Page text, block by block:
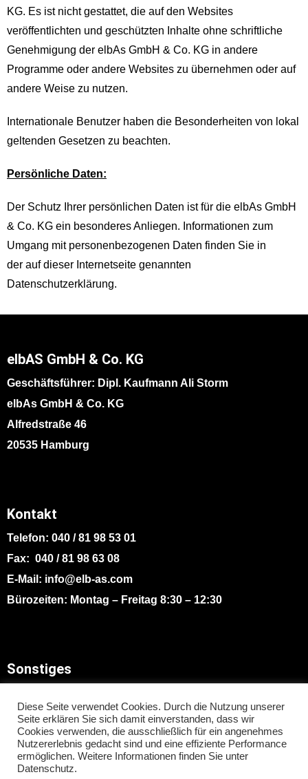
KG. Es ist nicht gestattet, die auf den Websites
veröffentlichten und geschützten Inhalte ohne schriftliche
Genehmigung der elbAs GmbH & Co. KG in andere
Programme oder andere Websites zu übernehmen oder auf
andere Weise zu nutzen.
Internationale Benutzer haben die Besonderheiten von lokal
geltenden Gesetzen zu beachten.
Persönliche Daten:
Der Schutz Ihrer persönlichen Daten ist für die elbAs GmbH
& Co. KG ein besonderes Anliegen. Informationen zum
Umgang mit personenbezogenen Daten finden Sie in
der auf dieser Internetseite genannten
Datenschutzerklärung.
elbAS GmbH & Co. KG
Geschäftsführer: Dipl. Kaufmann Ali Storm
elbAs GmbH & Co. KG
Alfredstraße 46
20535 Hamburg
Kontakt
Telefon: 040 / 81 98 53 01
Fax: 040 / 81 98 63 08
E-Mail: info@elb-as.com
Bürozeiten: Montag – Freitag 8:30 – 12:30
Sonstiges
Datenschutz
Nutzungsbedingungen
Diese Seite verwendet Cookies. Durch die Nutzung unserer
Seite erklären Sie sich damit einverstanden, dass wir
Cookies verwenden, die ausschließlich für ein angenehmes
Nutzererlebnis gedacht sind und eine effiziente Performance
ermöglichen. Weitere Informationen finden Sie unter
Datenschutz.